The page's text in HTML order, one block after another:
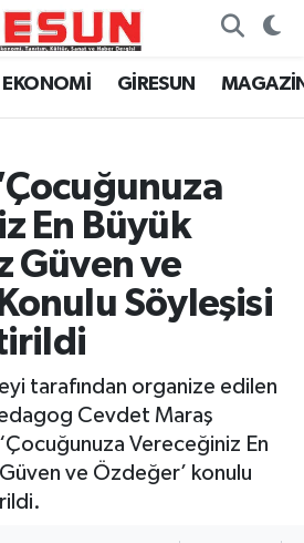
EKONOMİ GİRESUN
En Büyük
Güven ve
Söyleşisi
tarafından organize edilen
Cevdet Maraş
Vereceğiniz En
ve Özdeğer’ konulu
ve Fikstür